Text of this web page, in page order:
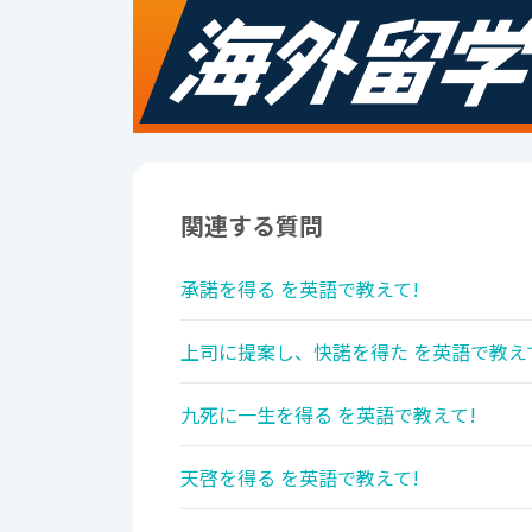
関連する質問
承諾を得る を英語で教えて!
上司に提案し、快諾を得た を英語で教
九死に一生を得る を英語で教えて!
天啓を得る を英語で教えて!